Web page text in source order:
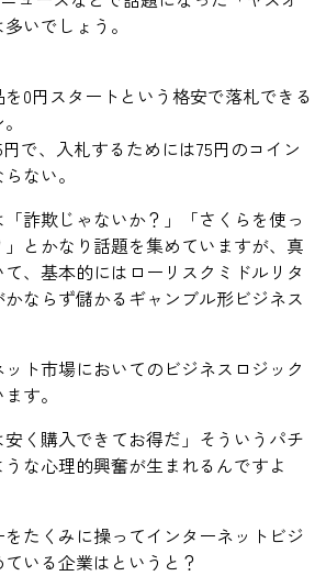
いでしょう。
0円スタートという格安で落札できる
で、入札するためには75円のコイン
ない。
詐欺じゃないか？」「さくらを使っ
とかなり話題を集めていますが、真
、基本的にはローリスクミドルリタ
ならず儲かるギャンブル形ビジネス
ト市場においてのビジネスロジック
す。
安く購入できてお得だ」そういうパチ
な心理的興奮が生まれるんですよ
たくみに操ってインターネットビジ
いる企業はというと？